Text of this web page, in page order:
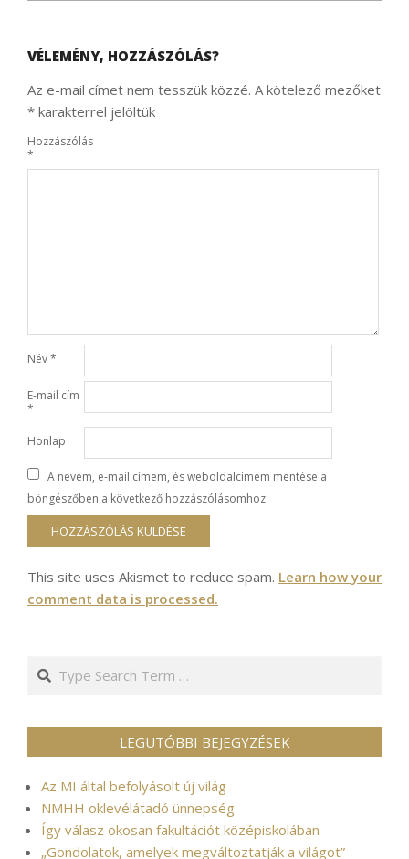
VÉLEMÉNY, HOZZÁSZÓLÁS?
Az e-mail címet nem tesszük közzé. A kötelező mezőket
* karakterrel jelöltük
Hozzászólás
*
Név*
E-mail cím
*
Honlap
A nevem, e-mail címem, és weboldalcímem mentése a
böngészőben a következő hozzászólásomhoz.
This site uses Akismet to reduce spam. Learn how your
comment data is processed.
Search
LEGUTÓBBI BEJEGYZÉSEK
Az MI által befolyásolt új világ
NMHH oklevélátadó ünnepség
Így válasz okosan fakultációt középiskolában
„Gondolatok, amelyek megváltoztatják a világot” –